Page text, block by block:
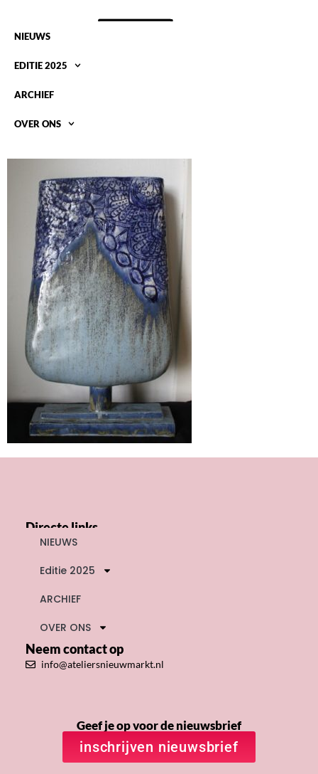
NIEUWS
EDITIE 2025
ARCHIEF
OVER ONS
Directe links
NIEUWS
Editie 2025
ARCHIEF
OVER ONS
Neem contact op
info@ateliersnieuwmarkt.nl
Geef je op voor de nieuwsbrief
inschrijven nieuwsbrief